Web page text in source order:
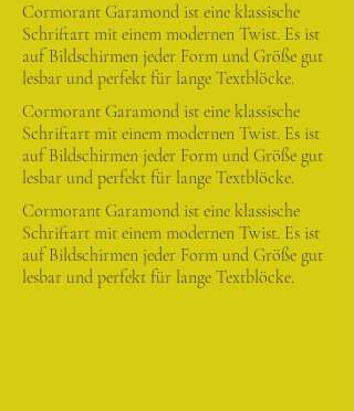
Cormorant Garamond ist eine klassische
Schriftart mit einem modernen Twist. Es ist
auf Bildschirmen jeder Form und Größe gut
lesbar und perfekt für lange Textblöcke.
Cormorant Garamond ist eine klassische
Schriftart mit einem modernen Twist. Es ist
auf Bildschirmen jeder Form und Größe gut
lesbar und perfekt für lange Textblöcke.
Cormorant Garamond ist eine klassische
Schriftart mit einem modernen Twist. Es ist
auf Bildschirmen jeder Form und Größe gut
lesbar und perfekt für lange Textblöcke.